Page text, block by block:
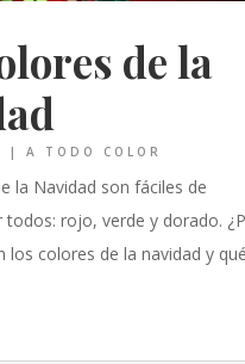
de la
| A TODO COLOR
la Navidad son fáciles de
todos: rojo, verde y dorado.
los colores de la navidad y qué